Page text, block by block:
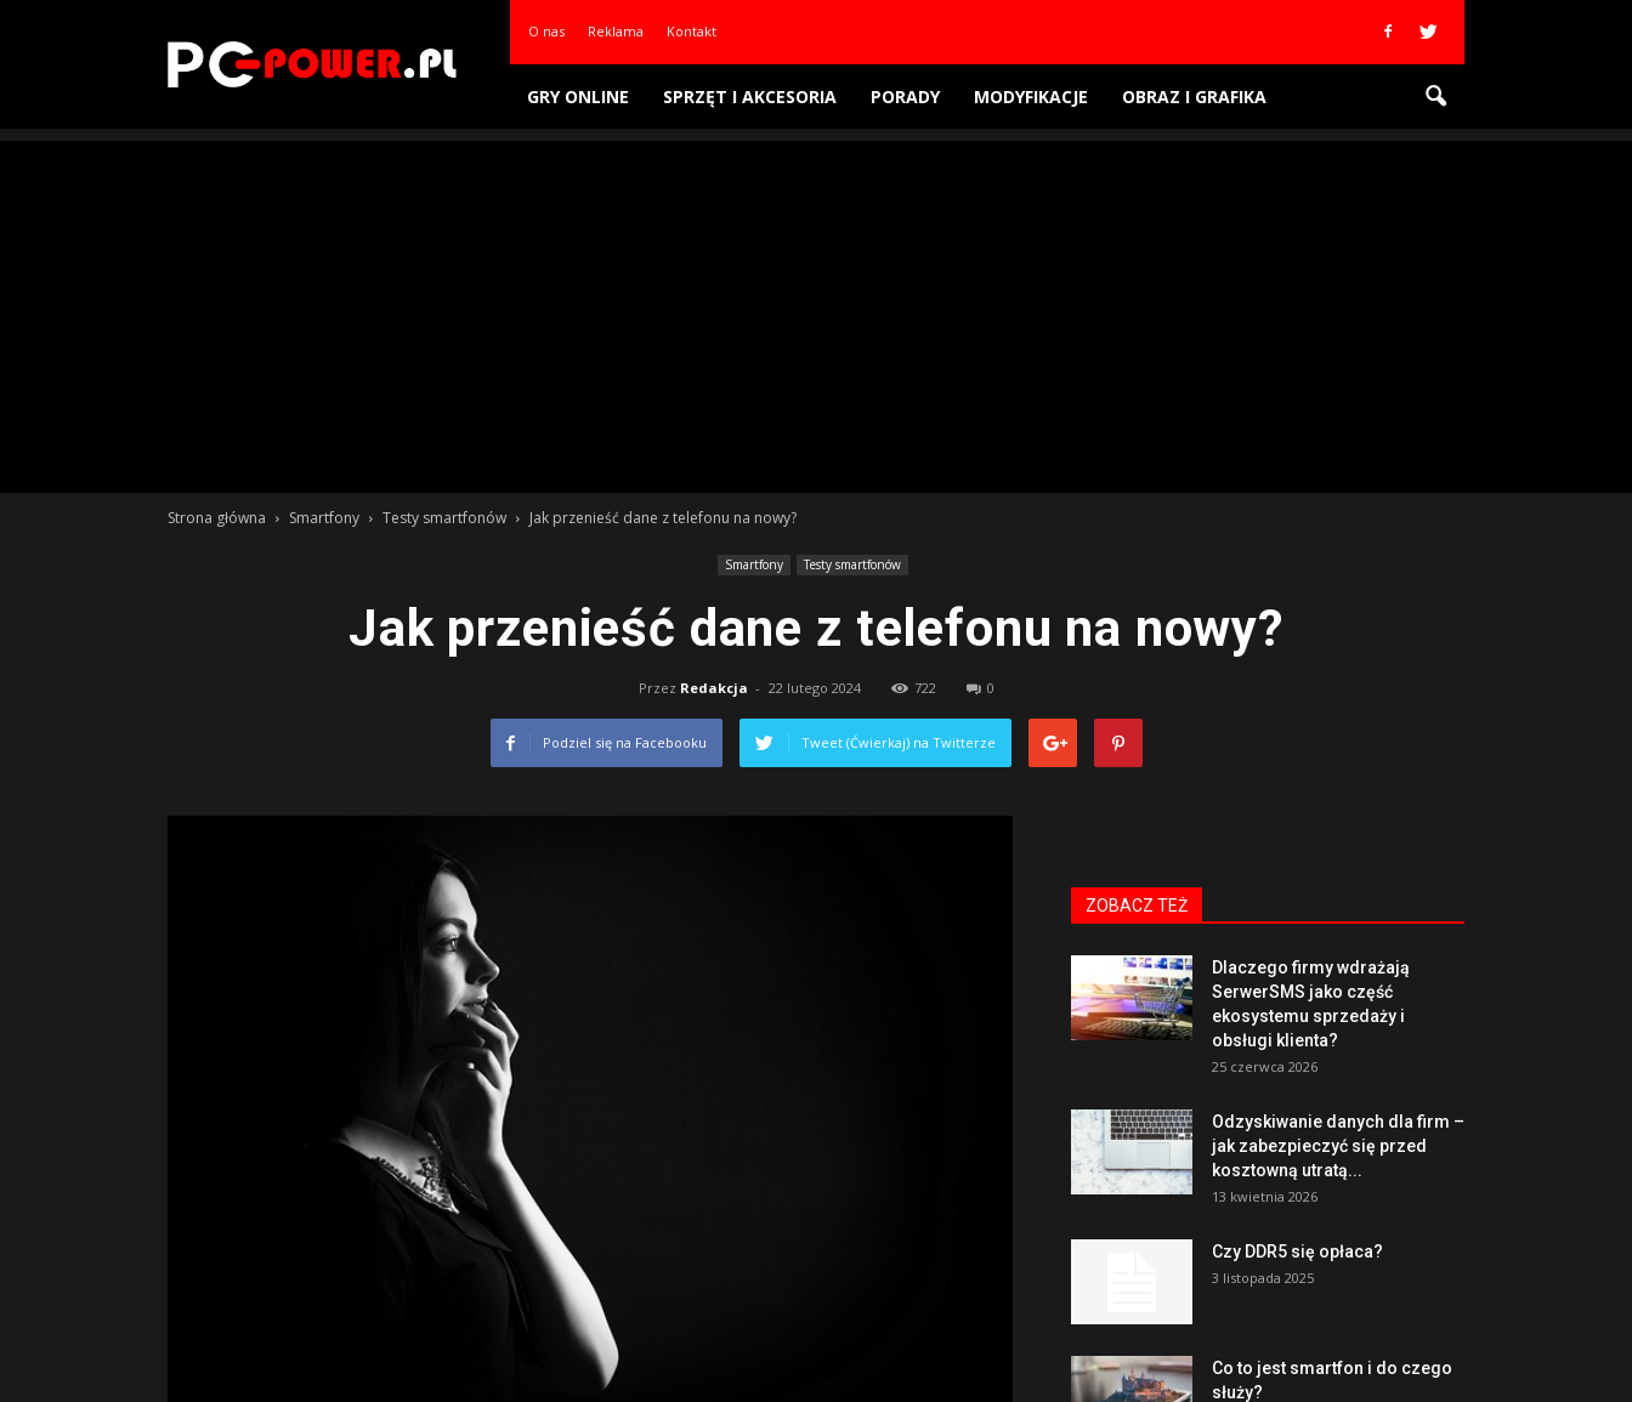
power.pl
O nas Reklama Kontakt
GRY ONLINE SPRZĘT I AKCESORIA PORADY MODYFIKACJE OBRAZ I GRAFIKA
Strona główna Smartfony Testy smartfonów Jak przenieść dane z telefonu na nowy?
Smartfony Testy smartfonów
Jak przenieść dane z telefonu na nowy?
Przez Redakcja - 22 lutego 2024 722 0
Podziel się na Facebooku Tweet (Ćwierkaj) na Twitterze
ZOBACZ TEŻ
Dlaczego firmy wdrażają
SerwerSMS jako część
ekosystemu sprzedaży i
obsługi klienta?
25 czerwca 2026
Odzyskiwanie danych dla firm –
jak zabezpieczyć się przed
kosztowną utratą...
13 kwietnia 2026
Czy DDR5 się opłaca?
3 listopada 2025
Co to jest smartfon i do czego
służy?